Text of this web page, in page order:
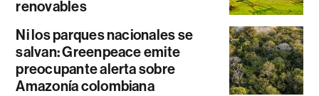
renovables
Ni los parques nacionales se
salvan: Greenpeace emite
preocupante alerta sobre
Amazonía colombiana